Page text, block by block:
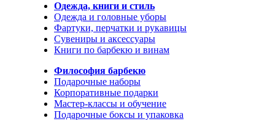
Одежда, книги и стиль
Одежда и головные уборы
Фартуки, перчатки и рукавицы
Сувениры и аксессуары
Книги по барбекю и винам
Философия барбекю
Подарочные наборы
Корпоративные подарки
Мастер-классы и обучение
Подарочные боксы и упаковка